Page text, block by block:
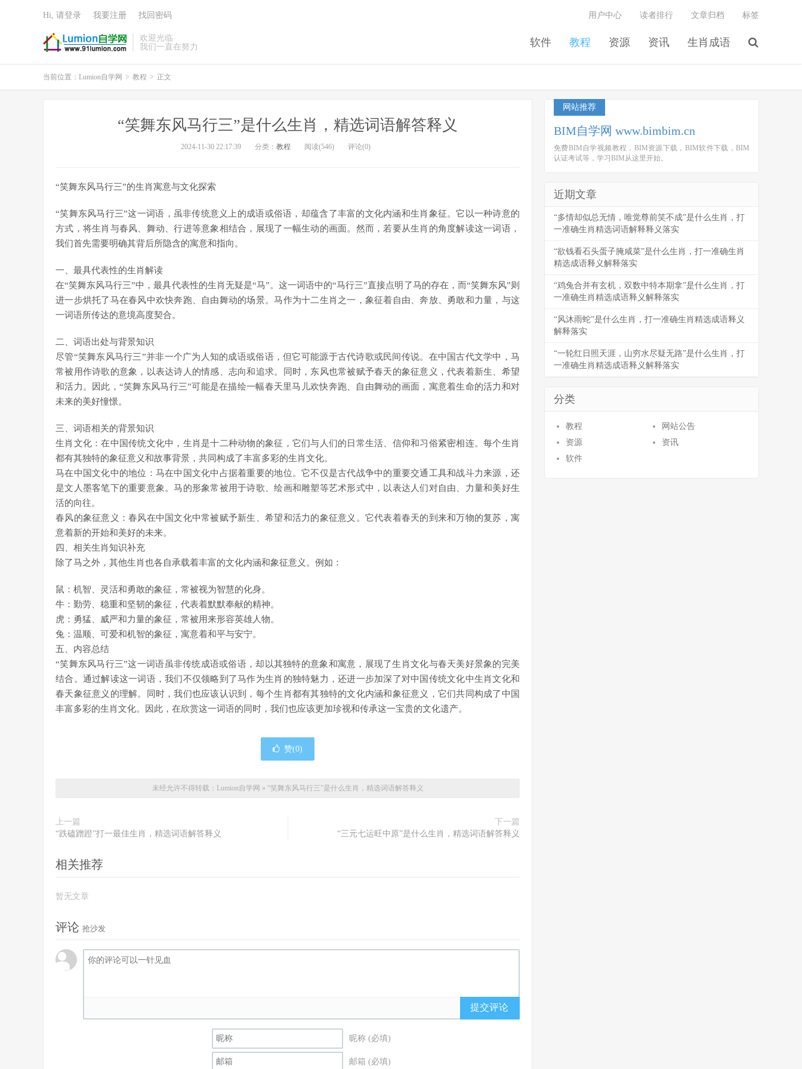
欢迎光临
我们一直在努力
软件 教程 资源 资讯 生肖成语
用户中心 读者排行 文章归档 标签
Hi, 请登录 我要注册 找回密码
当前位置： Lumion自学网 > 教程 > 正文
“笑舞东风马行三”是什么生肖，精选词语解答释义
2024-11-30 22:17:39 分类： 教程 阅读(546) 评论(0)
“笑舞东风马行三”的生肖寓意与文化探索
“笑舞东风马行三”这一词语，虽非传统意义上的成语或俗语，却蕴含了丰富的文化内涵和生肖象征。它以一种诗意的
方式，将生肖与春风、舞动、行进等意象相结合，展现了一幅生动的画面。然而，若要从生肖的角度解读这一词语，
我们首先需要明确其背后所隐含的寓意和指向。
一、最具代表性的生肖解读
在“笑舞东风马行三”中，最具代表性的生肖无疑是“马”。这一词语中的“马行三”直接点明了马的存在，而“笑舞东风”则
进一步烘托了马在春风中欢快奔跑、自由舞动的场景。马作为十二生肖之一，象征着自由、奔放、勇敢和力量，与这
一词语所传达的意境高度契合。
二、词语出处与背景知识
尽管“笑舞东风马行三”并非一个广为人知的成语或俗语，但它可能源于古代诗歌或民间传说。在中国古代文学中，马
常被用作诗歌的意象，以表达诗人的情感、志向和追求。同时，东风也常被赋予春天的象征意义，代表着新生、希望
和活力。因此，“笑舞东风马行三”可能是在描绘一幅春天里马儿欢快奔跑、自由舞动的画面，寓意着生命的活力和对
未来的美好憧憬。
三、词语相关的背景知识
生肖文化：在中国传统文化中，生肖是十二种动物的象征，它们与人们的日常生活、信仰和习俗紧密相连。每个生肖
都有其独特的象征意义和故事背景，共同构成了丰富多彩的生肖文化。
马在中国文化中的地位：马在中国文化中占据着重要的地位。它不仅是古代战争中的重要交通工具和战斗力来源，还
是文人墨客笔下的重要意象。马的形象常被用于诗歌、绘画和雕塑等艺术形式中，以表达人们对自由、力量和美好生
活的向往。
春风的象征意义：春风在中国文化中常被赋予新生、希望和活力的象征意义。它代表着春天的到来和万物的复苏，寓
意着新的开始和美好的未来。
四、相关生肖知识补充
除了马之外，其他生肖也各自承载着丰富的文化内涵和象征意义。例如：
鼠：机智、灵活和勇敢的象征，常被视为智慧的化身。
牛：勤劳、稳重和坚韧的象征，代表着默默奉献的精神。
虎：勇猛、威严和力量的象征，常被用来形容英雄人物。
兔：温顺、可爱和机智的象征，寓意着和平与安宁。
五、内容总结
“笑舞东风马行三”这一词语虽非传统成语或俗语，却以其独特的意象和寓意，展现了生肖文化与春天美好景象的完美
结合。通过解读这一词语，我们不仅领略到了马作为生肖的独特魅力，还进一步加深了对中国传统文化中生肖文化和
春天象征意义的理解。同时，我们也应该认识到，每个生肖都有其独特的文化内涵和象征意义，它们共同构成了中国
丰富多彩的生肖文化。因此，在欣赏这一词语的同时，我们也应该更加珍视和传承这一宝贵的文化遗产。
赞(0)
未经允许不得转载： Lumion自学网 » “笑舞东风马行三”是什么生肖，精选词语解答释义
上一篇
“跌磕蹭蹬”打一最佳生肖，精选词语解答释义
下一篇
“三元七运旺中原”是什么生肖，精选词语解答释义
相关推荐
暂无文章
评论 抢沙发
提交评论
昵称 (必填)
邮箱 (必填)
网站推荐
BIM自学网 www.bimbim.cn
免费BIM自学视频教程，BIM资源下载，BIM软件下载，BIM
认证考试等，学习BIM从这里开始。
近期文章
“多情却似总无情，唯觉尊前笑不成”是什么生肖，打
一准确生肖精选词语解释释义落实
“欲钱看石头蛋子腌咸菜”是什么生肖，打一准确生肖
精选成语释义解释落实
“鸡兔合并有玄机，双数中特本期拿”是什么生肖，打
一准确生肖精选成语释义解释落实
“风沐雨蛇”是什么生肖，打一准确生肖精选成语释义
解释落实
“一轮红日照天涯，山穷水尽疑无路”是什么生肖，打
一准确生肖精选成语释义解释落实
分类
教程
网站公告
资源
资讯
软件